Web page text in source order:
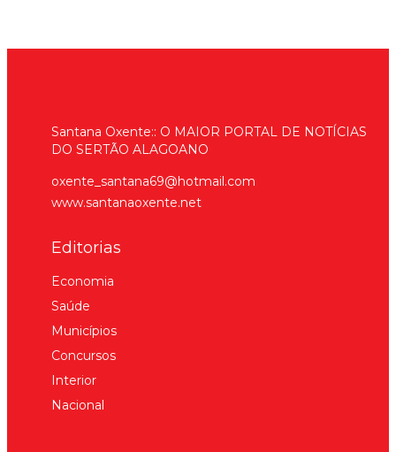
Santana Oxente:: O MAIOR PORTAL DE NOTÍCIAS
DO SERTÃO ALAGOANO
oxente_santana69@hotmail.com
www.santanaoxente.net
Editorias
Economia
Saúde
Municípios
Concursos
Interior
Nacional